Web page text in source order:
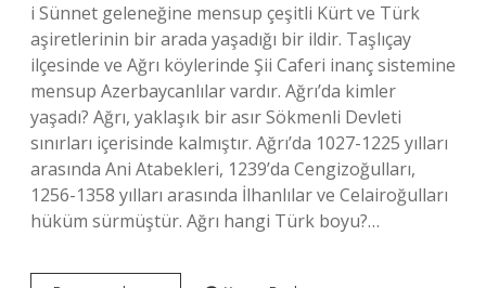
i Sünnet geleneğine mensup çeşitli Kürt ve Türk
aşiretlerinin bir arada yaşadığı bir ildir. Taşlıçay
ilçesinde ve Ağrı köylerinde Şii Caferi inanç sistemine
mensup Azerbaycanlılar vardır. Ağrı’da kimler
yaşadı? Ağrı, yaklaşık bir asır Sökmenli Devleti
sınırları içerisinde kalmıştır. Ağrı’da 1027-1225 yılları
arasında Ani Atabekleri, 1239’da Cengizoğulları,
1256-1358 yılları arasında İlhanlılar ve Celairoğulları
hüküm sürmüştür. Ağrı hangi Türk boyu?…